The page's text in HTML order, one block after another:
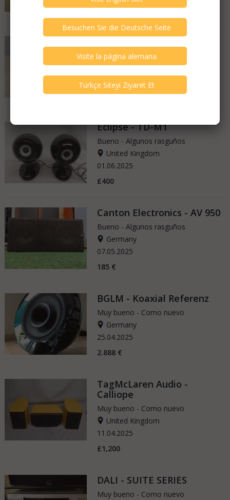
£995
Bueno - Algunos rasguños
United Kingdom
£700
Eclipse - TD-M1
Bueno - Algunos rasguños
United Kingdom
01.06.2025
£400
Canton Electronics - AV 950
Bueno - Algunos rasguños
Germany
07.05.2025
185 €
BGLM - Koaxial Referenz
Muy bueno - Como nuevo
Germany
25.04.2025
2.888 €
TagMcLaren Audio -
Calliope
Muy bueno - Como nuevo
United Kingdom
11.04.2025
£1,200
DALI - SUITE SERIES
Muy bueno - Como nuevo